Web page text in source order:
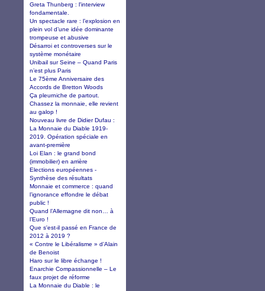
Greta Thunberg : l'interview
fondamentale.
Un spectacle rare : l’explosion en
plein vol d’une idée dominante
trompeuse et abusive
Désarroi et controverses sur le
système monétaire
Unibail sur Seine – Quand Paris
n’est plus Paris
Le 75ème Anniversaire des
Accords de Bretton Woods
Ça pleurniche de partout.
Chassez la monnaie, elle revient
au galop !
Nouveau livre de Didier Dufau :
La Monnaie du Diable 1919-
2019. Opération spéciale en
avant-première
Loi Elan : le grand bond
(immobilier) en arrière
Elections européennes -
Synthèse des résultats
Monnaie et commerce : quand
l’ignorance effondre le débat
public !
Quand l’Allemagne dit non… à
l’Euro !
Que s'est-il passé en France de
2012 à 2019 ?
« Contre le Libéralisme » d’Alain
de Benoist
Haro sur le libre échange !
Enarchie Compassionnelle – Le
faux projet de réforme
La Monnaie du Diable : le